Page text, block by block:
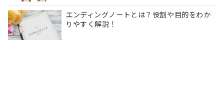
エンディングノートとは？役割や目的をわか
りやすく解説！